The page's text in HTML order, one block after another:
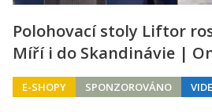
Polohovací stoly Liftor
Míří i do Skandinávie |
E-SHOPY SPONZOROVÁNO